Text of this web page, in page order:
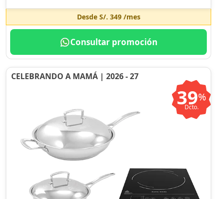
Desde S/. 349/mes
Consultar promoción
CELEBRANDO A MAMÁ | 2026 - 27
39%
Dcto.